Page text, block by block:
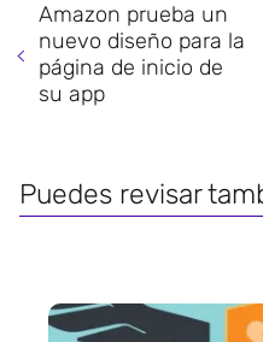
Amazon prueba un
nuevo diseño para la
página de inicio de
su app
Puedes revisar